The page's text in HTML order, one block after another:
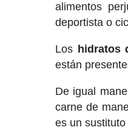
alimentos
deportista o
Los hidratos
están
De igual
carne de
es un